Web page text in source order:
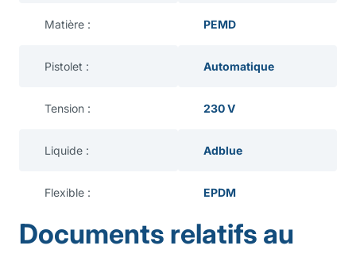
Matière : PEMD
Pistolet : Automatique
Tension : 230 V
Liquide : Adblue
Flexible : EPDM
Documents relatifs au